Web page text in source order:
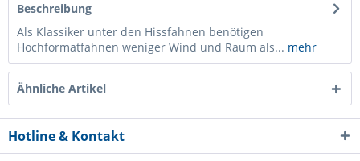
Beschreibung
Als Klassiker unter den Hissfahnen benötigen
Hochformatfahnen weniger Wind und Raum als... mehr
Ähnliche Artikel
Hotline & Kontakt